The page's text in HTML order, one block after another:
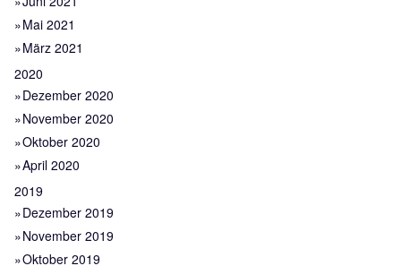
Mai 2021
März 2021
2020
Dezember 2020
November 2020
Oktober 2020
April 2020
2019
Dezember 2019
November 2019
Oktober 2019